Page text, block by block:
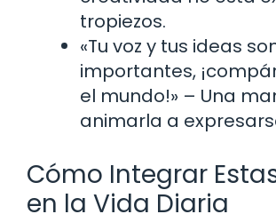
tropiezos.
«Tu voz y tus ideas
importantes,
el mundo!» – Una
animarla a
Cómo Integrar
en la Vida Diaria